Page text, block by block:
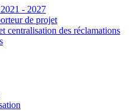
- 2027
de projet
centralisation des réclamations